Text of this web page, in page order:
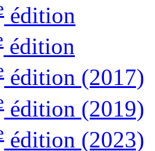
édition
édition
édition (2017)
édition (2019)
édition (2023)